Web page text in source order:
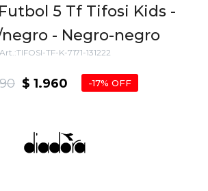
5 Tf Tifosi Kids -
- Negro-negro
TIFOSI-TF-K-7171-131222
$ 1.960 17